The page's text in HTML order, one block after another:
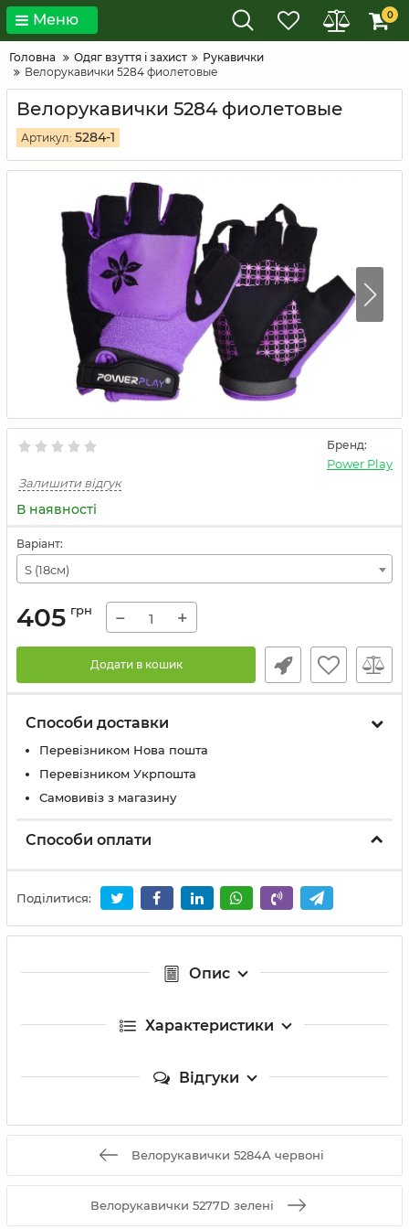
Меню 0
Головна Одяг взуття і захист
Рукавички
Велорукавички 5284 фиолетовые
Велорукавички 5284 фиолетовые
Артикул: 5284-1
Бренд:
Power Play
Залишити відгук
В наявності
Варіант:
S (18см)
405 грн − +
Додати в кошик
Способи доставки
Перевізником Нова пошта
Перевізником Укрпошта
Самовивіз з магазину
Способи оплати
Поділитися:
Опис
Характеристики
Відгуки
Велорукавички 5284A червоні
Велорукавички 5277D зелені